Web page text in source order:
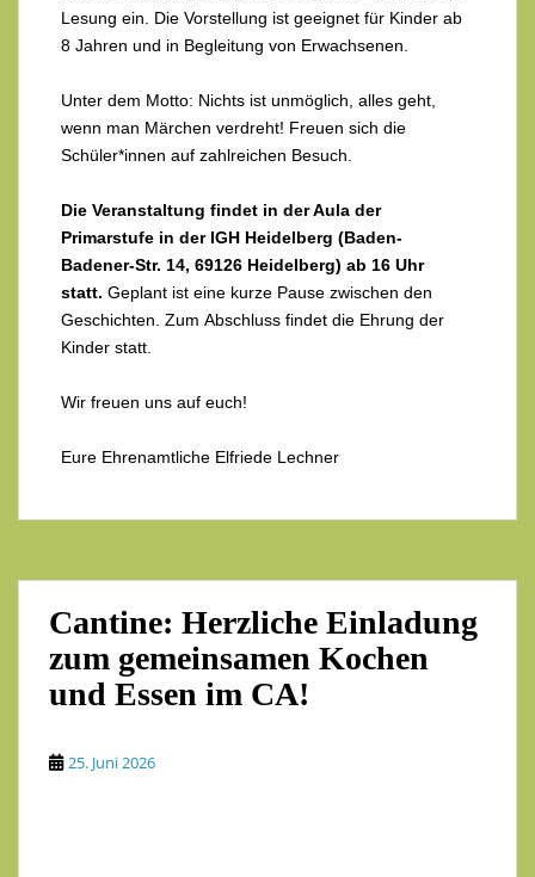
Lesung ein. Die Vorstellung ist geeignet für Kinder ab
8 Jahren und in Begleitung von Erwachsenen.
Unter dem Motto: Nichts ist unmöglich, alles geht,
wenn man Märchen verdreht! Freuen sich die
Schüler*innen auf zahlreichen Besuch.
Die Veranstaltung findet in der Aula der
Primarstufe in der IGH Heidelberg (Baden-
Badener-Str. 14, 69126 Heidelberg) ab 16 Uhr
statt. Geplant ist eine kurze Pause zwischen den
Geschichten. Zum Abschluss findet die Ehrung der
Kinder statt.
Wir freuen uns auf euch!
Eure Ehrenamtliche Elfriede Lechner
Cantine: Herzliche Einladung
zum gemeinsamen Kochen
und Essen im CA!
25. Juni 2026